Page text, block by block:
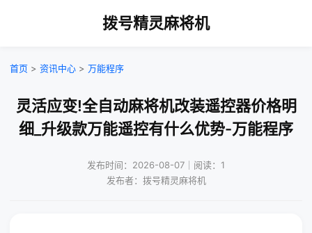
拨号精灵麻将机
首页 > 资讯中心 > 万能程序
灵活应变!全自动麻将机改装遥控器价格明
细_升级款万能遥控有什么优势-万能程序
发布时间：2026-08-07｜阅读：1
发布者：拨号精灵麻将机